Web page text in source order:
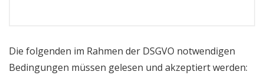
Die folgenden im Rahmen der DSGVO notwendigen
Bedingungen müssen gelesen und akzeptiert werden: